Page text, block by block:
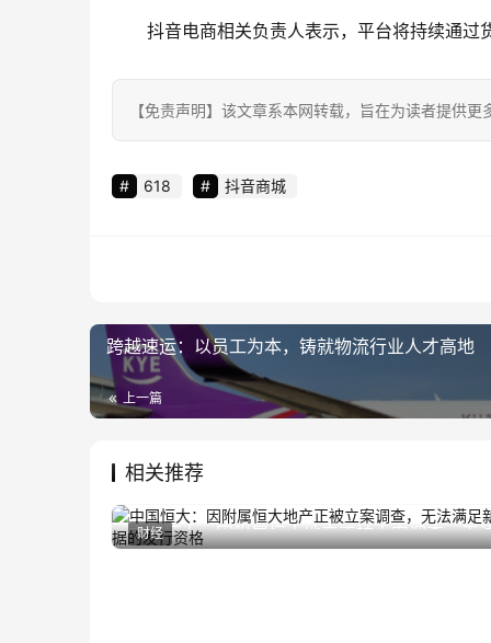
抖音电商相关负责人表示，平台将持续通
【免责声明】该文章系本网转载，旨在为读者提供
618 抖音商城
跨越速运：以员工为本，铸就物流行业人才高地
上一篇
相关推荐
中国恒大：因附属恒大地产正被立案调查，无
2023年9月25日
财经